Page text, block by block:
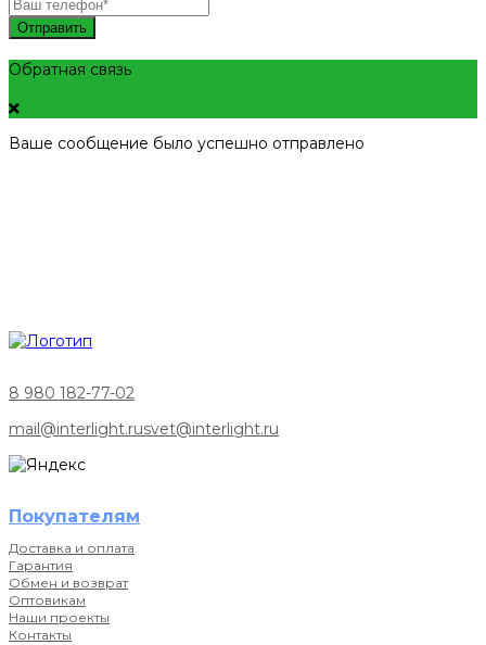
Отправить
Обратная связь
Ваше сообщение было успешно отправлено
8 980 182-77-02
mail@interlight.rusvet@interlight.ru
Покупателям
Доставка и оплата
Гарантия
Обмен и возврат
Оптовикам
Наши проекты
Контакты